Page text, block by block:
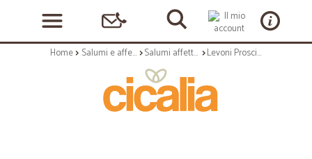
Home Salumi e affettati Salumi affettati Levoni Prosciutto crudo di Parma vaschetta gr.70